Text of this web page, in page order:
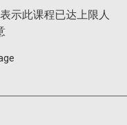
示此课程已达上限人